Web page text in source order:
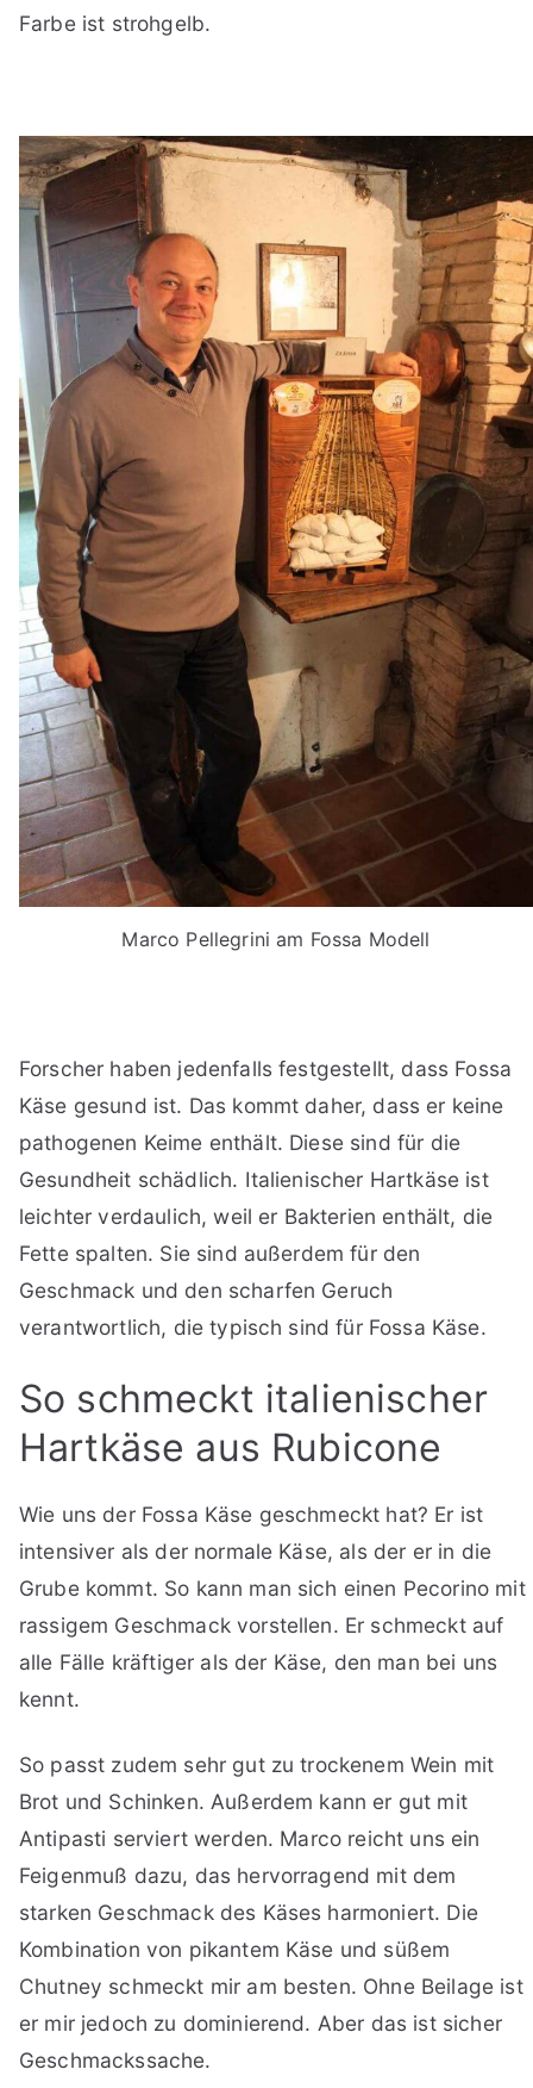
Farbe ist strohgelb.
Marco Pellegrini am Fossa Modell
Forscher haben jedenfalls festgestellt, dass Fossa
Käse gesund ist. Das kommt daher, dass er keine
pathogenen Keime enthält. Diese sind für die
Gesundheit schädlich. Italienischer Hartkäse ist
leichter verdaulich, weil er Bakterien enthält, die
Fette spalten. Sie sind außerdem für den
Geschmack und den scharfen Geruch
verantwortlich, die typisch sind für Fossa Käse.
So schmeckt italienischer
Hartkäse aus Rubicone
Wie uns der Fossa Käse geschmeckt hat? Er ist
intensiver als der normale Käse, als der er in die
Grube kommt. So kann man sich einen Pecorino mit
rassigem Geschmack vorstellen. Er schmeckt auf
alle Fälle kräftiger als der Käse, den man bei uns
kennt.
So passt zudem sehr gut zu trockenem Wein mit
Brot und Schinken. Außerdem kann er gut mit
Antipasti serviert werden. Marco reicht uns ein
Feigenmuß dazu, das hervorragend mit dem
starken Geschmack des Käses harmoniert. Die
Kombination von pikantem Käse und süßem
Chutney schmeckt mir am besten. Ohne Beilage ist
er mir jedoch zu dominierend. Aber das ist sicher
Geschmackssache.